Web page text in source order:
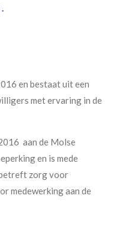
en bestaat uit een
met ervaring in de
aan de Molse
en is mede
zorg voor
medewerking aan de